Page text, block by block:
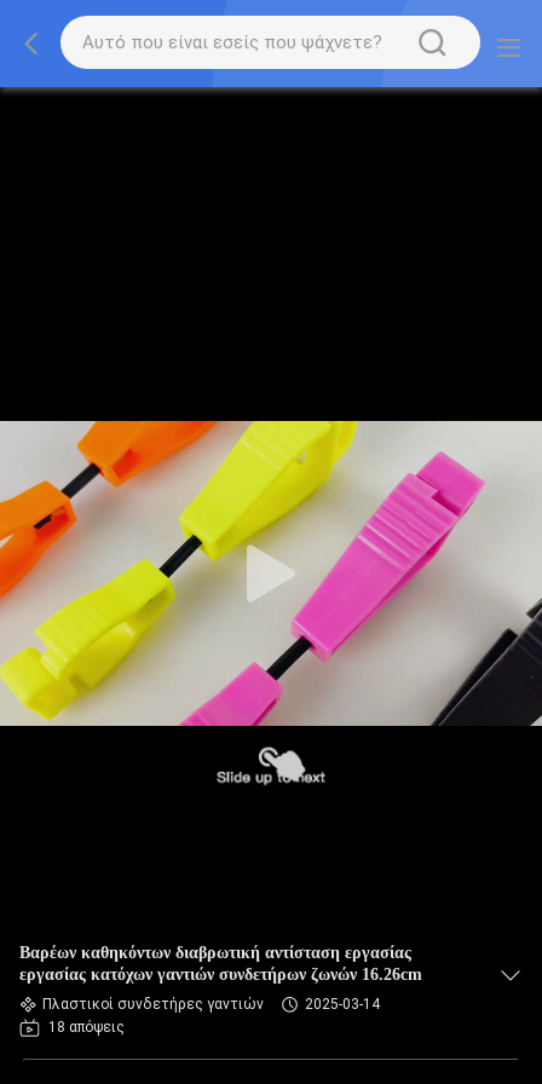
Βαρέων καθηκόντων διαβρωτική αντίσταση εργασίας
εργασίας κατόχων γαντιών συνδετήρων ζωνών 16.26cm
Πλαστικοί συνδετήρες γαντιών
2025-03-14
18 απόψεις